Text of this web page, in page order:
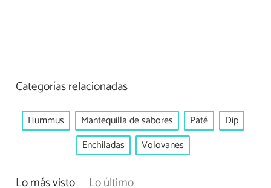
Categorías relacionadas
Hummus Mantequilla de sabores Paté
Dip
Enchiladas
Volovanes
Lo más visto Lo último